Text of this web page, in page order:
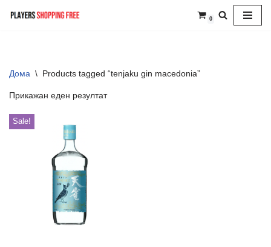
0
Дома \ Products tagged “tenjaku gin macedonia”
Прикажан еден резултат
Sale!